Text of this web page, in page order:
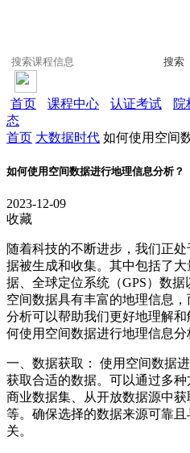
搜索
首页 课程中心 认证考试 院
态
首页 大数据时代 如何使用空间
如何使用空间数据进行地理信息分析？
2023-12-09
收藏
随着科技的不断进步，我们正
据被生成和收集。其中包括了
据、全球定位系统（GPS）数
空间数据具有丰富的地理信息
分析可以帮助我们更好地理解
何使用空间数据进行地理信息分
一、数据获取： 使用空间数据
获取合适的数据。可以通过多
商业数据集、从开放数据源中
等。确保选择的数据来源可靠
关。